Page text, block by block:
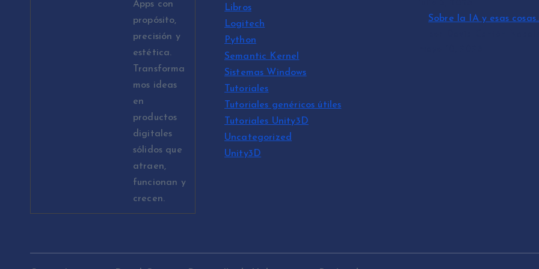
Apps con
propósito,
precisión y
estética.
Transforma
mos ideas
en
productos
digitales
sólidos que
atraen,
funcionan y
crecen.
Libros
Logitech
Python
Semantic Kernel
Sistemas Windows
Tutoriales
Tutoriales genéricos útiles
Tutoriales Unity3D
Uncategorized
Unity3D
Sobre la IA y esas